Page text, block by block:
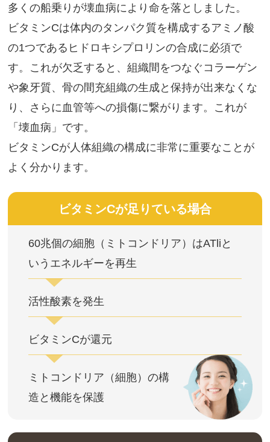
多くの船乗りが壊血病により命を落としました。
ビタミンCは体内のタンパク質を構成するアミノ酸
の1つであるヒドロキシプロリンの合成に必須で
す。これが欠乏すると、組織間をつなぐコラーゲン
や象牙質、骨の間充組織の生成と保持が出来なくな
り、さらに血管等への損傷に繋がります。これが
「壊血病」です。
ビタミンCが人体組織の構成に非常に重要なことが
よく分かります。
ビタミンCが足りている場合
60兆個の細胞（ミトコンドリア）はATliと
いうエネルギーを再生
活性酸素を発生
ビタミンCが還元
ミトコンドリア（細胞）の構
造と機能を保護